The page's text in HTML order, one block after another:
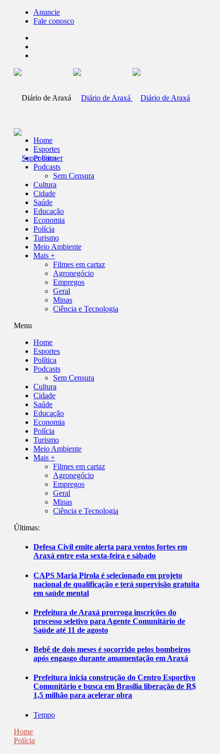
Anuncie
Fale conosco
Home
Esportes
Política
Podcasts
Sem Censura
Cultura
Cidade
Saúde
Educação
Economia
Polícia
Turismo
Meio Ambiente
Mais +
Filmes em cartaz
Agronegócio
Empregos
Geral
Minas
Ciência e Tecnologia
Menu
Home
Esportes
Política
Podcasts
Sem Censura
Cultura
Cidade
Saúde
Educação
Economia
Polícia
Turismo
Meio Ambiente
Mais +
Filmes em cartaz
Agronegócio
Empregos
Geral
Minas
Ciência e Tecnologia
Últimas:
Defesa Civil emite alerta para ventos fortes em
Araxá entre esta sexta-feira e sábado
CAPS Maria Pirola é selecionado em projeto
nacional de qualificação e terá supervisão gratuita
em saúde mental
Prefeitura de Araxá prorroga inscrições do
processo seletivo para Agente Comunitário de
Saúde até 11 de agosto
Bebê de dois meses é socorrido pelos bombeiros
após engasgo durante amamentação em Araxá
Prefeitura inicia construção do Centro Esportivo
Comunitário e busca em Brasília liberação de R$
1,5 milhão para acelerar obra
Tempo
Home
Polícia